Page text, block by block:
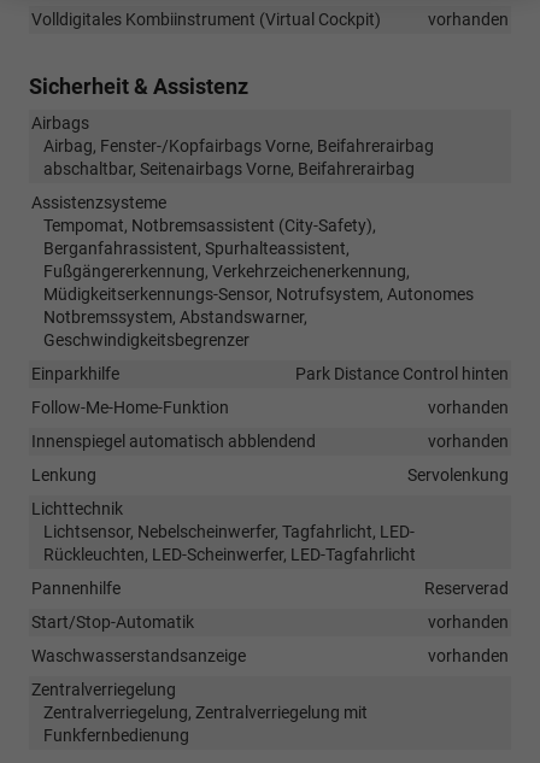
Volldigitales Kombiinstrument (Virtual Cockpit)
vorhanden
Sicherheit & Assistenz
Airbags
Airbag, Fenster-/Kopfairbags Vorne, Beifahrerairbag
abschaltbar, Seitenairbags Vorne, Beifahrerairbag
Assistenzsysteme
Tempomat, Notbremsassistent (City-Safety),
Berganfahrassistent, Spurhalteassistent,
Fußgängererkennung, Verkehrzeichenerkennung,
Müdigkeitserkennungs-Sensor, Notrufsystem, Autonomes
Notbremssystem, Abstandswarner,
Geschwindigkeitsbegrenzer
Einparkhilfe
Park Distance Control hinten
Follow-Me-Home-Funktion
vorhanden
Innenspiegel automatisch abblendend
vorhanden
Lenkung
Servolenkung
Lichttechnik
Lichtsensor, Nebelscheinwerfer, Tagfahrlicht, LED-
Rückleuchten, LED-Scheinwerfer, LED-Tagfahrlicht
Pannenhilfe
Reserverad
Start/Stop-Automatik
vorhanden
Waschwasserstandsanzeige
vorhanden
Zentralverriegelung
Zentralverriegelung, Zentralverriegelung mit
Funkfernbedienung